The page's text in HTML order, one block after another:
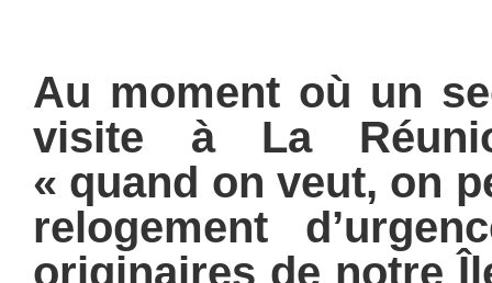
Au moment où un
visite à La
« quand on veut, on
relogement
originaires de notre